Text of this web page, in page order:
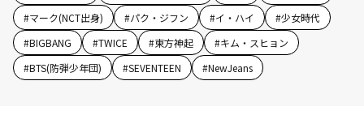
#マーク(NCT出身) #パク・ジフン #イ・ハイ #少女時代
#BIGBANG #TWICE #東方神起 #キム・スヒョン
#BTS(防弾少年団) #SEVENTEEN #NewJeans